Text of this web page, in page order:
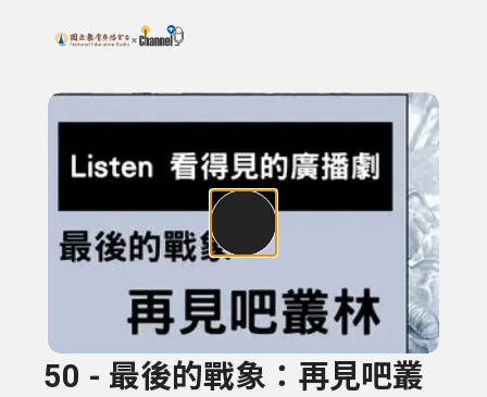
上方功能區塊
搜尋關鍵字：可輸入節目名稱、主持人或關鍵字
50 - 最後的戰象：再見吧叢